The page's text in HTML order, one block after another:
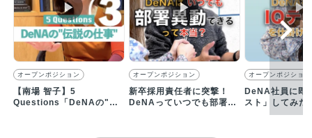
▶︎
オープンポジション
【南場 智子】5
Questions「DeNAの"伝
▶︎
オープンポジション
新卒採用責任者に突撃！
DeNAっていつでも部署異
▶︎
オープンポジション
DeNA社員に即
スト」してみた